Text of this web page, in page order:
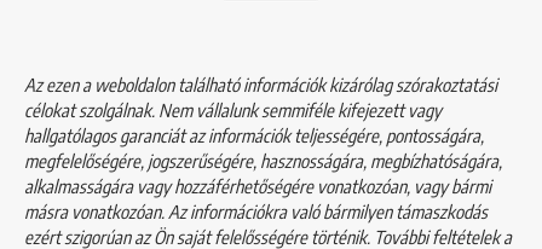
Az ezen a weboldalon található információk kizárólag szórakoztatási
célokat szolgálnak. Nem vállalunk semmiféle kifejezett vagy
hallgatólagos garanciát az információk teljességére, pontosságára,
megfelelőségére, jogszerűségére, hasznosságára, megbízhatóságára,
alkalmasságára vagy hozzáférhetőségére vonatkozóan, vagy bármi
másra vonatkozóan. Az információkra való bármilyen támaszkodás
ezért szigorúan az Ön saját felelősségére történik. További feltételek a